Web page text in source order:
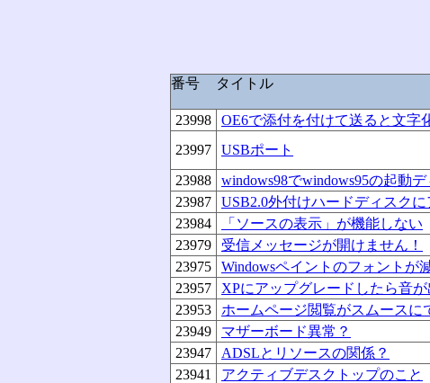
番号 タイトル
23998
OE6で添付を付けて送ると文字
23997
USBポート
23988
windows98でwindows95の起動
23987
USB2.0外付けハードディスク
23984
「ソースの表示」が機能しない
23979
受信メッセージが開けません！
23975
Windowsペイントのフォントが
23957
XPにアップグレードしたら音が
23953
ホームページ閲覧がスムースに
23949
マザーボード異常？
23947
ADSLとリソースの関係？
23941
アクティブデスクトップのこと